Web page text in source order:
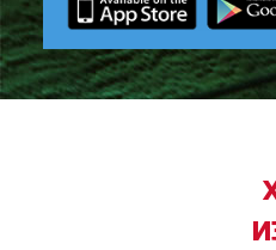
Bible App